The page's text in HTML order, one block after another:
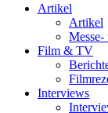
Artikel
Artikel
Messe-
Film & TV
Interviews